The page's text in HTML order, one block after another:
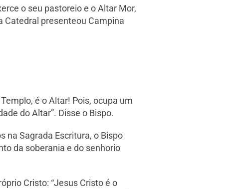
o seu pastoreio e o Altar Mor,
Catedral presenteou Campina
é o Altar! Pois, ocupa um
do Altar”. Disse o Bispo.
na Sagrada Escritura, o Bispo
da soberania e do senhorio
Cristo: “Jesus Cristo é o